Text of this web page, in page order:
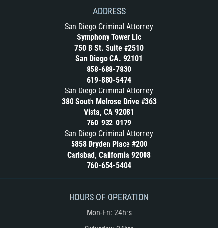
ADDRESS
San Diego Criminal Attorney
Symphony Tower Llc
750 B St. Suite #2510
San Diego CA. 92101
858-688-7830
619-880-5474
San Diego Criminal Attorney
380 South Melrose Drive #363
Vista, CA 92081
760-932-0179
San Diego Criminal Attorney
5858 Dryden Place #200
Carlsbad, California 92008
760-654-5404
HOURS OF OPERATION
Mon-Fri: 24hrs